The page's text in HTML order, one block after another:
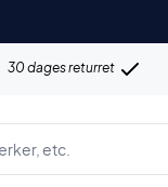
30 dages returret
etc.